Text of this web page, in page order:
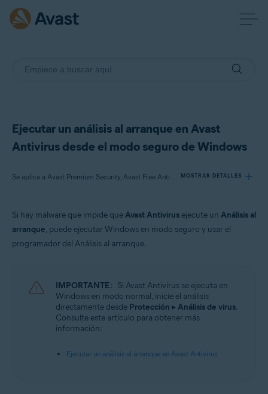
Ejecutar un análisis al arranque en Avast
Antivirus desde el modo seguro de Windows
Se aplica a Avast Premium Security, Avast Free Antivirus MOSTRAR DETALLES
Productos:
Avast Free Antivirus 21.x
Microsoft Windows 11 Home/Pro/Enterprise/Education
Microsoft Windows 10 Home/Pro/Enterprise/Education - 32 o 64 bits
Microsoft Windows 8.1/Pro/Enterprise - 32 o 64 bits
Microsoft Windows 8/Pro/Enterprise - 32 o 64 bits
Microsoft Windows 7 Home Basic/Home
Convenient Rollup Update, 32 o 64 bits
Si hay malware que impide queAvast Antivirus ejecute un Análisis al
arranque, puede ejecutar Windows en modo seguro y usar el
programador del Análisis al arranque.
IMPORTANTE: Si Avast Antivirus se ejecuta en
Windows en modo normal, inicie el análisis
directamente desde Protección ▸ Análisis de virus.
Consulte este artículo para obtener más
información:
Ejecutar un análisis al arranque en Avast Antivirus